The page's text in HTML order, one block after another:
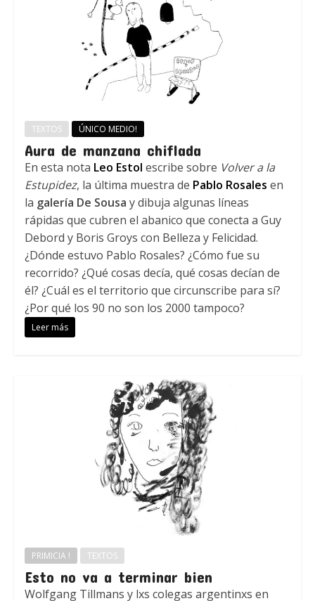
TEXTOS ÚNICO MEDIO!
Aura de manzana chiflada
En esta nota Leo Estol escribe sobre Volver a la
Estupidez, la última muestra de Pablo Rosales en
la galería De Sousa y dibuja algunas líneas
rápidas que cubren el abanico que conecta a Guy
Debord y Boris Groys con Belleza y Felicidad.
¿Dónde estuvo Pablo Rosales? ¿Cómo fue su
recorrido? ¿Qué cosas decía, qué cosas decían de
él? ¿Cuál es el territorio que circunscribe para sí?
¿Por qué los 90 no son los 2000 tampoco?
Leer más
PRIMICIA ! TEXTOS
Esto no va a terminar bien
Wolfgang Tillmans y lxs colegas argentinxs en